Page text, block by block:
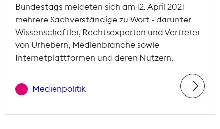
Bundestags meldeten sich am 12. April 2021
mehrere Sachverständige zu Wort - darunter
Wissenschaftler, Rechtsexperten und Vertreter
von Urhebern, Medienbranche sowie
Internetplattformen und deren Nutzern.
Medienpolitik